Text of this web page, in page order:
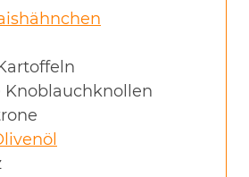
Knoblauchknollen